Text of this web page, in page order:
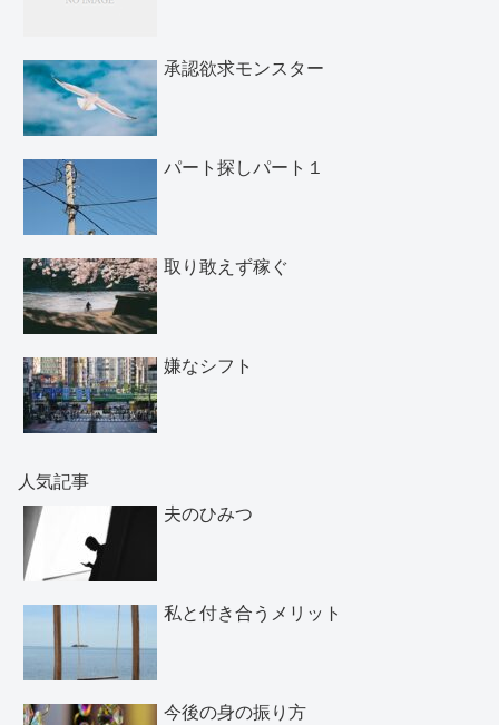
承認欲求モンスター
パート探しパート１
取り敢えず稼ぐ
嫌なシフト
人気記事
夫のひみつ
私と付き合うメリット
今後の身の振り方